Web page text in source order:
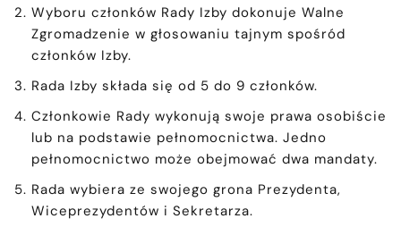
Wyboru członków Rady Izby dokonuje Walne
Zgromadzenie w głosowaniu tajnym spośród
członków Izby.
Rada Izby składa się od 5 do 9 członków.
Członkowie Rady wykonują swoje prawa osobiście
lub na podstawie pełnomocnictwa. Jedno
pełnomocnictwo może obejmować dwa mandaty.
Rada wybiera ze swojego grona Prezydenta,
Wiceprezydentów i Sekretarza.